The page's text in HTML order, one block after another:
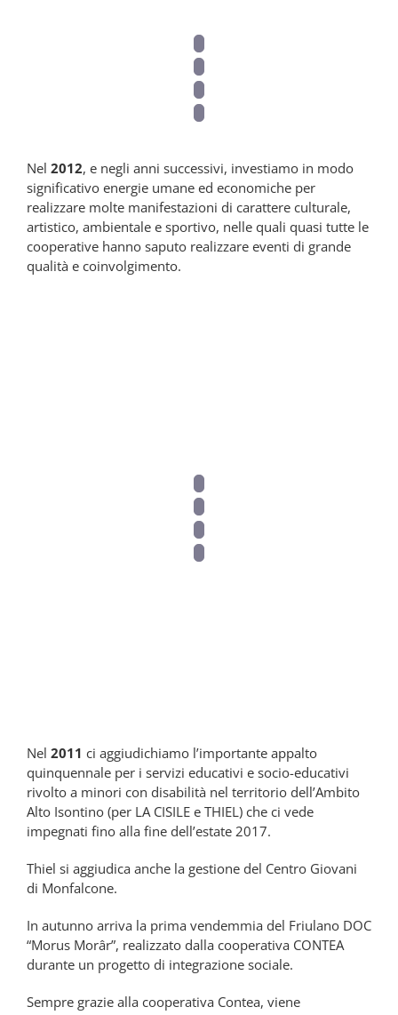
Nel 2012, e negli anni successivi, investiamo in modo
significativo energie umane ed economiche per
realizzare molte manifestazioni di carattere culturale,
artistico, ambientale e sportivo, nelle quali quasi tutte le
cooperative hanno saputo realizzare eventi di grande
qualità e coinvolgimento.
Nel 2011 ci aggiudichiamo l’importante appalto
quinquennale per i servizi educativi e socio-educativi
rivolto a minori con disabilità nel territorio dell’Ambito
Alto Isontino (per LA CISILE e THIEL) che ci vede
impegnati fino alla fine dell’estate 2017.
Thiel si aggiudica anche la gestione del Centro Giovani
di Monfalcone.
In autunno arriva la prima vendemmia del Friulano DOC
“Morus Morâr”, realizzato dalla cooperativa CONTEA
durante un progetto di integrazione sociale.
Sempre grazie alla cooperativa Contea, viene